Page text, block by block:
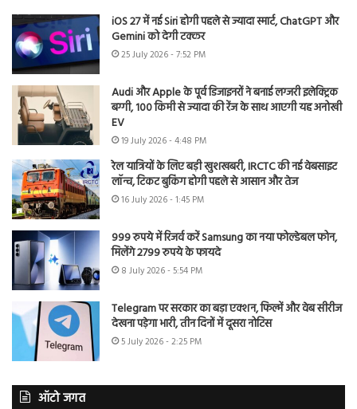
iOS 27 में नई Siri होगी पहले से ज्यादा स्मार्ट, ChatGPT और
Gemini को देगी टक्कर
25 July 2026 - 7:52 PM
Audi और Apple के पूर्व डिजाइनरों ने बनाई लग्जरी इलेक्ट्रिक
बग्गी, 100 किमी से ज्यादा की रेंज के साथ आएगी यह अनोखी
EV
19 July 2026 - 4:48 PM
रेल यात्रियों के लिए बड़ी खुशखबरी, IRCTC की नई वेबसाइट
लॉन्च, टिकट बुकिंग होगी पहले से आसान और तेज
16 July 2026 - 1:45 PM
999 रुपये में रिजर्व करें Samsung का नया फोल्डेबल फोन,
मिलेंगे 2799 रुपये के फायदे
8 July 2026 - 5:54 PM
Telegram पर सरकार का बड़ा एक्शन, फिल्में और वेब सीरीज
देखना पड़ेगा भारी, तीन दिनों में दूसरा नोटिस
5 July 2026 - 2:25 PM
ऑटो जगत